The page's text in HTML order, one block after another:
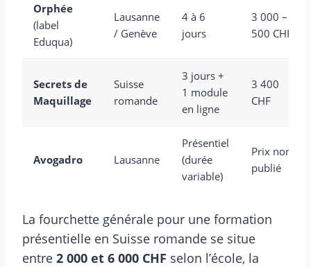
Orphée
(label
Eduqua)
Lausanne
/ Genève
4 à 6
jours
3 000 – 4
500 CHF
Secrets de
Maquillage
Suisse
romande
3 jours +
1 module
en ligne
3 400
CHF
Avogadro Lausanne
Présentiel
(durée
variable)
Prix non
publié
La fourchette générale pour une formation
présentielle en Suisse romande se situe
entre 2 000 et 6 000 CHF selon l’école, la